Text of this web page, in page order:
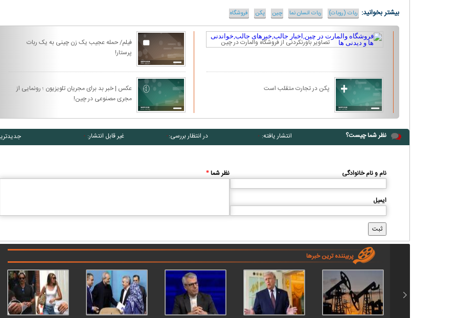
بیشتر بخوانید: ربات (روبات) ربات انسان نما چین پکن فروشگاه
تصاویر باورنکردنی از فروشگاه والمارت در چین
فیلم/ حمله عجیب یک زن چینی به یک ربات
پرستار!
پکن در تجارت متقلب است
عکس | خبر بد برای مجریان تلویزیون ؛ رونمایی از
مجری مصنوعی در چین!
نظر شما چیست؟ انتشار یافته: ۰ در انتظار بررسی: ۰ غیر قابل انتشار: ۰
نام و نام خانوادگی
ایمیل
نظر شما*
پربیننده ترین خبرها